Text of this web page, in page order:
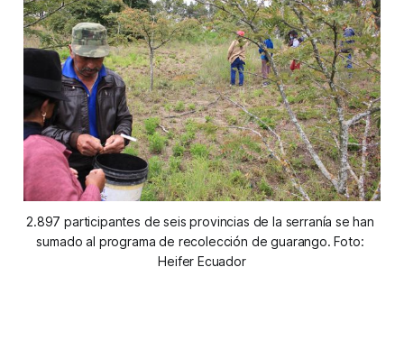
2.897 participantes de seis provincias de la serranía se han
sumado al programa de recolección de guarango. Foto:
Heifer Ecuador